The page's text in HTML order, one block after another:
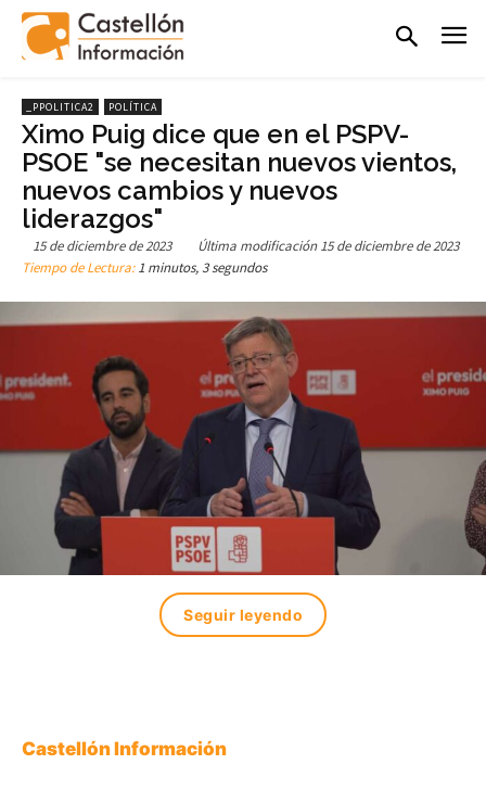
_PPOLITICA2 POLÍTICA
Ximo Puig dice que en el PSPV-
PSOE "se necesitan nuevos vientos,
nuevos cambios y nuevos
liderazgos"
15 de diciembre de 2023 Última modificación 15 de diciembre de 2023
Tiempo de Lectura:1 minutos, 3 segundos
Seguir leyendo
Castellón Información